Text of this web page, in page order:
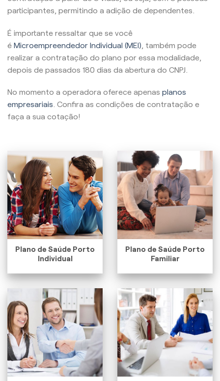
participantes, permitindo a adição de dependentes.
É importante ressaltar que se você
é Microempreendedor Individual (MEI) , também pode
realizar a contratação do plano por essa modalidade,
depois de passados 180 dias da abertura do CNPJ.
No momento a operadora oferece apenas planos
empresariais . Confira as condições de contratação e
faça a sua cotação!
Plano de Saúde Porto
Individual
Plano de Saúde Porto
Familiar